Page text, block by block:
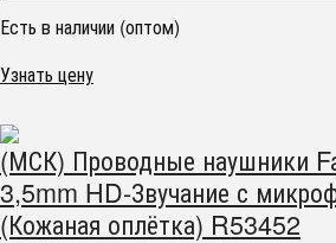
Есть в наличии (оптом)
Узнать цену
(МСК) Проводные наушники
3,5mm HD-Звучание с
(Кожаная оплётка) R53452